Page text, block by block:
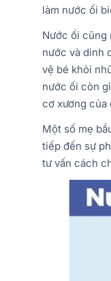
làm nước ối
Nước ối cũng
nước và dinh
vệ bé khỏi
nước ối còn
cơ xương của
Một số mẹ
tiếp đến sự
tư vấn cách